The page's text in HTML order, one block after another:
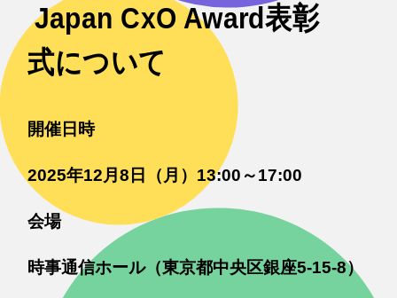
Japan CxO Award表彰
式について
開催日時
2025年12月8日（月）13:00～17:00
会場
時事通信ホール（東京都中央区銀座5-15-8）